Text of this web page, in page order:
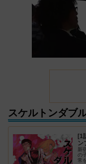
スケルトンダブ
[1
ン
新
の
常